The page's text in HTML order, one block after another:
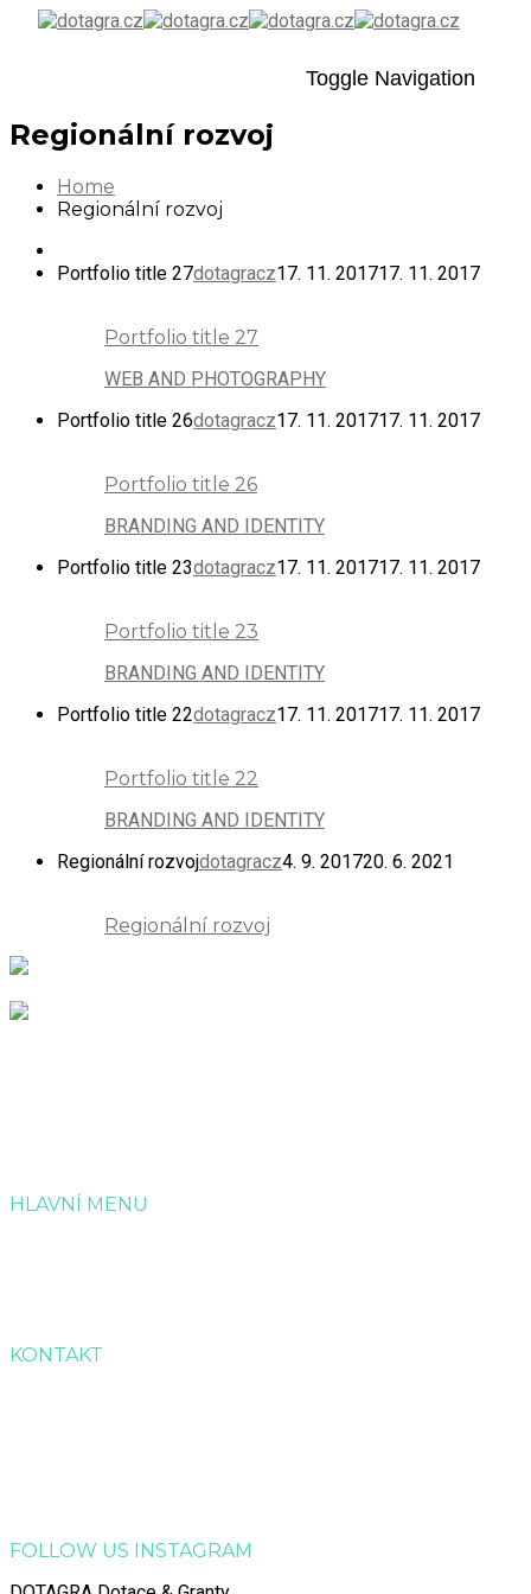
Toggle Navigation
Regionální rozvoj
Home
Regionální rozvoj
Portfolio title 27dotagracz17. 11. 201717. 11. 2017
Portfolio title 27
WEB AND PHOTOGRAPHY
Portfolio title 26dotagracz17. 11. 201717. 11. 2017
Portfolio title 26
BRANDING AND IDENTITY
Portfolio title 23dotagracz17. 11. 201717. 11. 2017
Portfolio title 23
BRANDING AND IDENTITY
Portfolio title 22dotagracz17. 11. 201717. 11. 2017
Portfolio title 22
BRANDING AND IDENTITY
Regionální rozvojdotagracz4. 9. 201720. 6. 2021
Regionální rozvoj
HLAVNÍ MENU
KONTAKT
FOLLOW US INSTAGRAM